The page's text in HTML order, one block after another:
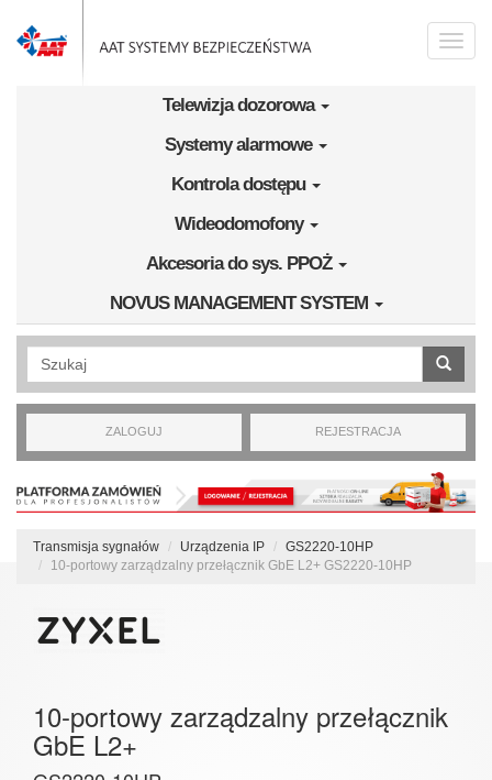
Toggle
Telewizja dozorowa
Systemy alarmowe
Kontrola dostępu
Wideodomofony
Akcesoria do sys. PPOŻ
NOVUS MANAGEMENT SYSTEM
Wyszukiwanie pełnotekstowe
ZALOGUJ REJESTRACJA
Transmisja sygnałów Urządzenia IP
GS2220-10HP
10-portowy zarządzalny przełącznik GbE L2+ GS2220-10HP
10-portowy zarządzalny przełącznik
GbE L2+